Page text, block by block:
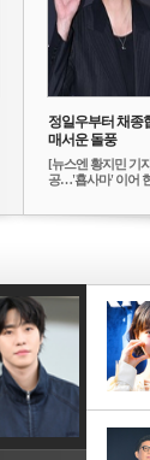
정일우부터 채종
매서운 돌풍
[뉴스엔 황지민 기
공…'횹사마' 이어